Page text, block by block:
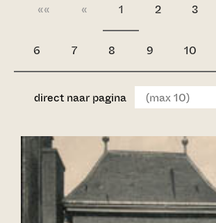
«« « 1 2 3
6 7 8 9 10
direct naar pagina